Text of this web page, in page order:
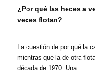
¿Por qué las heces a
veces flotan?
La cuestión de por qué la
mientras que la de otra
década de 1970. Una ...